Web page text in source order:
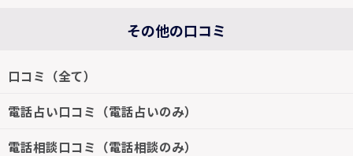
その他の口コミ
口コミ（全て）
電話占い口コミ（電話占いのみ）
電話相談口コミ（電話相談のみ）